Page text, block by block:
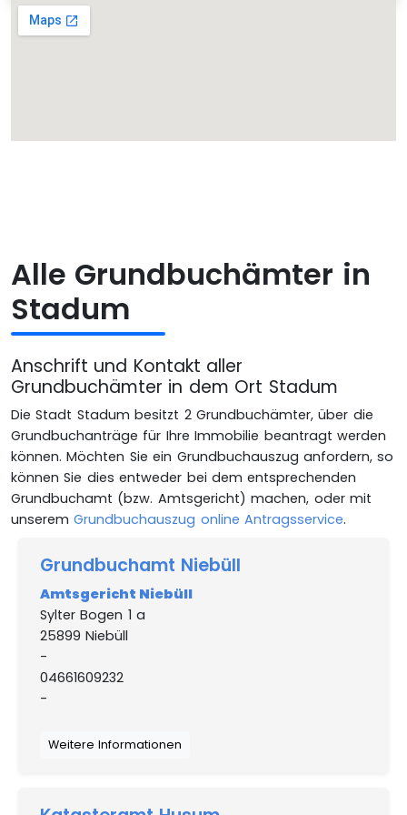
Alle Grundbuchämter in
Stadum
Anschrift und Kontakt aller
Grundbuchämter in dem Ort Stadum
Die Stadt Stadum besitzt 2 Grundbuchämter, über die
Grundbuchanträge für Ihre Immobilie beantragt werden
können. Möchten Sie ein Grundbuchauszug anfordern, so
können Sie dies entweder bei dem entsprechenden
Grundbuchamt (bzw. Amtsgericht) machen, oder mit
unseremGrundbuchauszug online Antragsservice.
Grundbuchamt Niebüll
Amtsgericht Niebüll
Sylter Bogen 1 a
25899 Niebüll
-
04661609232
-
Weitere Informationen